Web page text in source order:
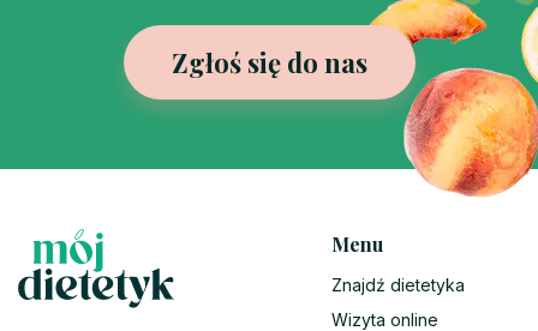
Zgłoś się do nas
Menu
Znajdź dietetyka
Wizyta online